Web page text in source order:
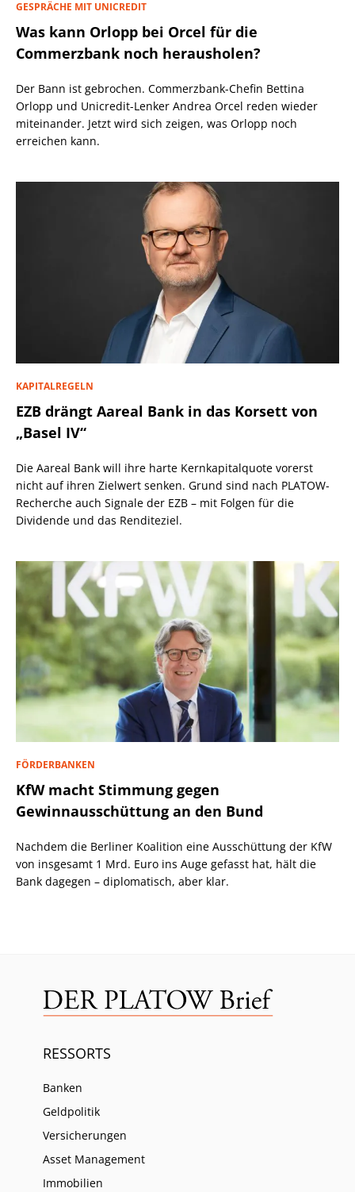
GESPRÄCHE MIT UNICREDIT
Was kann Orlopp bei Orcel für die
Commerzbank noch herausholen?
Der Bann ist gebrochen. Commerzbank-Chefin Bettina
Orlopp und Unicredit-Lenker Andrea Orcel reden wieder
miteinander. Jetzt wird sich zeigen, was Orlopp noch
erreichen kann.
KAPITALREGELN
EZB drängt Aareal Bank in das Korsett von
„Basel IV“
Die Aareal Bank will ihre harte Kernkapitalquote vorerst
nicht auf ihren Zielwert senken. Grund sind nach PLATOW-
Recherche auch Signale der EZB – mit Folgen für die
Dividende und das Renditeziel.
FÖRDERBANKEN
KfW macht Stimmung gegen
Gewinnausschüttung an den Bund
Nachdem die Berliner Koalition eine Ausschüttung der KfW
von insgesamt 1 Mrd. Euro ins Auge gefasst hat, hält die
Bank dagegen – diplomatisch, aber klar.
RESSORTS
Banken
Geldpolitik
Versicherungen
Asset Management
Immobilien